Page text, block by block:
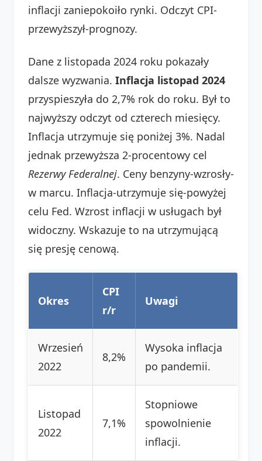
inflacji zaniepokoiło rynki. Odczyt CPI-
przewyższył-prognozy.
Dane z listopada 2024 roku pokazały
dalsze wyzwania. Inflacja listopad 2024
przyspieszyła do 2,7% rok do roku. Był to
najwyższy odczyt od czterech miesięcy.
Inflacja utrzymuje się poniżej 3%. Nadal
jednak przewyższa 2-procentowy cel
Rezerwy Federalnej. Ceny benzyny-wzrosły-
w marcu. Inflacja-utrzymuje się-powyżej
celu Fed. Wzrost inflacji w usługach był
widoczny. Wskazuje to na utrzymującą
się presję cenową.
Okres
CPI
r/r
Uwagi
Wrzesień
2022
8,2%
Wysoka inflacja
po pandemii.
Listopad
2022
7,1%
Stopniowe
spowolnienie
inflacji.